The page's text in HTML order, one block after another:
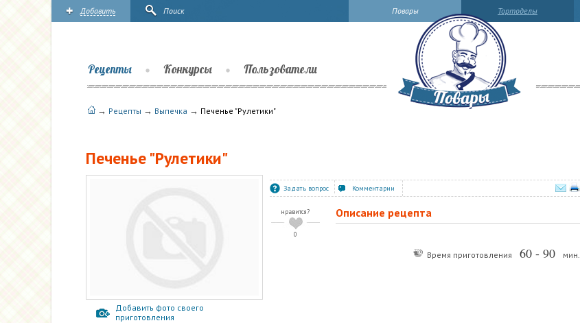
Тортоделы
Повары
Добавить Поиск
Рецепты Конкурсы Пользователи
→ Рецепты → Выпечка → Печенье "Рулетики"
Печенье "Рулетики"
Добавить фото своего
приготовления
Задать вопрос Комментарии
нравится?
0
Описание рецепта
Время приготовления 60 - 90 мин.